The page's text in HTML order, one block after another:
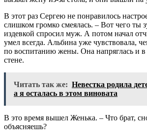
В этот раз Сергею не понравилось
слишком громко смеялась. – Вот чего ты
издевкой спросил муж. А потом начал
умел всегда. Альбина уже чувствовала,
по воспитанию жены. Она напряглась и в
стене.
Читать так же: Невестка родила
а я осталась в этом виновата
В это время вышел Женька. – Что брат,
объясняешь?